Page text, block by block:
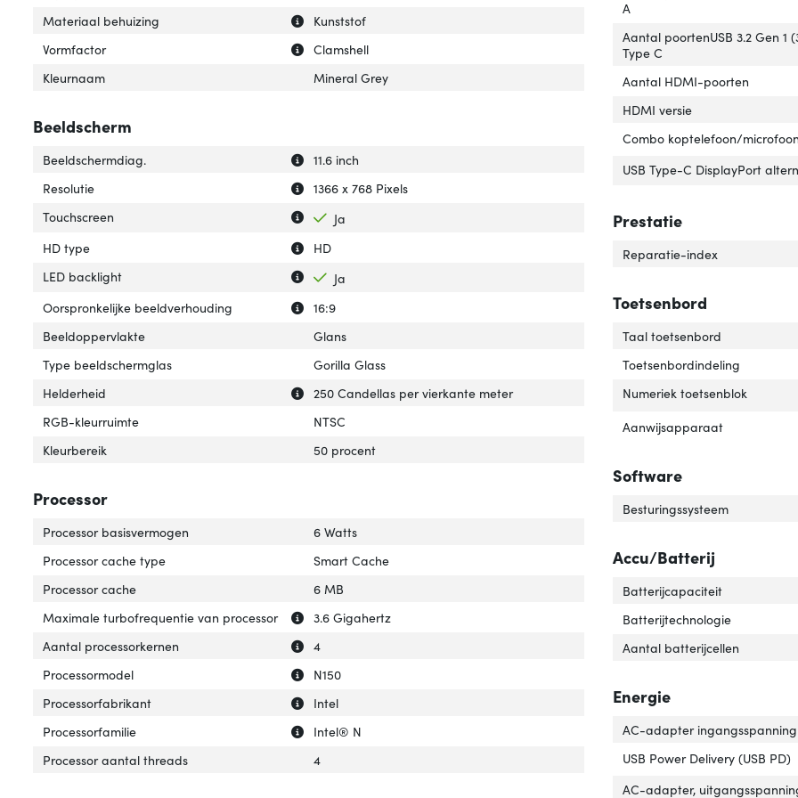
Uitleg over 'Materiaal behuizing'
Verberg uitleg over 'Materiaal behuizing'
Materiaal behuizing
Kunststof
Uitleg over 'Vormfactor'
Verberg uitleg over 'Vormfactor'
Vormfactor
Clamshell
Kleurnaam
Mineral Grey
Beeldscherm
Uitleg over 'Beeldschermdiag.'
Verberg uitleg over 'Beeldschermdiag.'
Beeldschermdiag.
11.6 inch
Uitleg over 'Resolutie'
Verberg uitleg over 'Resolutie'
Resolutie
1366 x 768 Pixels
Uitleg over 'Touchscreen'
Verberg uitleg over 'Touchscreen'
Touchscreen
Ja
Uitleg over 'HD type'
Verberg uitleg over 'HD type'
HD type
HD
Uitleg over 'LED backlight'
Verberg uitleg over 'LED backlight'
LED backlight
Ja
Uitleg over 'Oorspronkelijke beeldverhouding'
Verberg uitleg over 'Oorspronkelijke beeldverhouding'
Oorspronkelijke beeldverhouding
16:9
Beeldoppervlakte
Glans
Type beeldschermglas
Gorilla Glass
Uitleg over 'Helderheid'
Verberg uitleg over 'Helderheid'
Helderheid
250 Candellas per vierkante meter
RGB-kleurruimte
NTSC
Kleurbereik
50 procent
Processor
Processor basisvermogen
6 Watts
Processor cache type
Smart Cache
Processor cache
6 MB
Uitleg over 'Maximale turbofrequentie van processor'
Verberg uitleg over 'Maximale turbofrequentie van processor'
Maximale turbofrequentie van processor
3.6 Gigahertz
Uitleg over 'Aantal processorkernen'
Verberg uitleg over 'Aantal processorkernen'
Aantal processorkernen
4
Uitleg over 'Processormodel'
Verberg uitleg over 'Processormodel'
Processormodel
N150
Uitleg over 'Processorfabrikant'
Verberg uitleg over 'Processorfabrikant'
Processorfabrikant
Intel
Uitleg over 'Processorfamilie'
Verberg uitleg over 'Processorfamilie'
Processorfamilie
Intel® N
Processor aantal threads
4
A
Aantal poortenUSB 3.2 Gen 1
Type C
Aantal HDMI-poorten
HDMI versie
Combo koptelefoon/
USB Type-C DisplayPort
Prestatie
Reparatie-index
Toetsenbord
Taal toetsenbord
Toetsenbordindeling
Numeriek toetsenblok
Aanwijsapparaat
Software
Besturingssysteem
Accu/Batterij
Batterijcapaciteit
Batterijtechnologie
Aantal batterijcellen
Energie
AC-adapter ingangsspanning
USB Power Delivery (USB PD)
AC-adapter,